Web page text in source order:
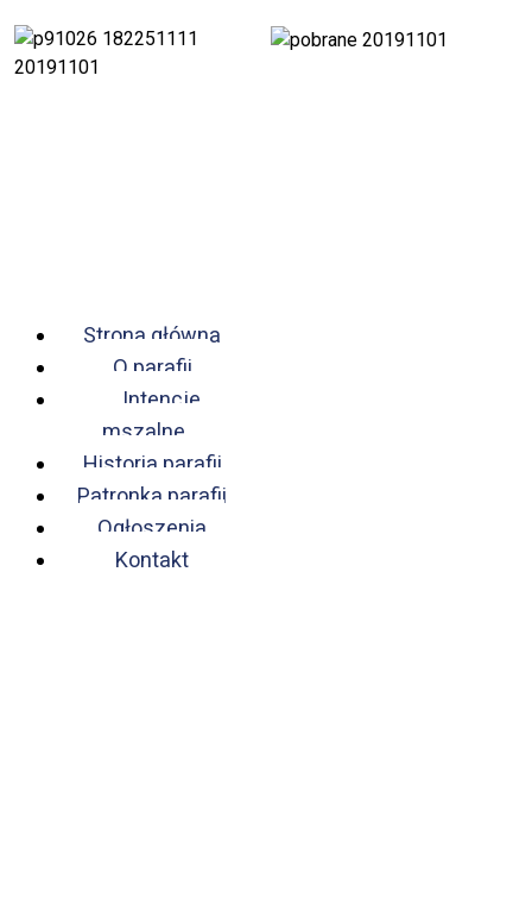
Strona główna
O parafii
Intencje
mszalne
Historia parafii
Patronka parafii
Ogłoszenia
Kontakt